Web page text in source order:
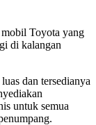
Toyota yang
di kalangan
dan tersedianya
untuk semua